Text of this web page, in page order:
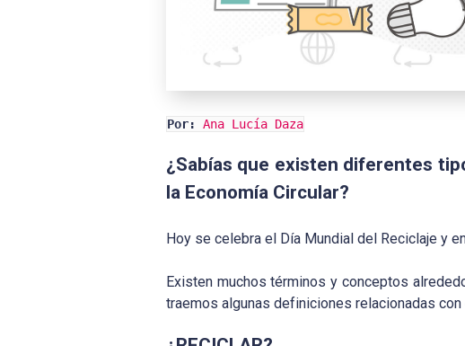
Por: Ana Lucía Daza
¿Sabías que existen diferentes
la Economía Circular?
Hoy se celebra el Día Mundial del Reciclaje y
Existen muchos términos y conceptos
traemos algunas definiciones relacionadas